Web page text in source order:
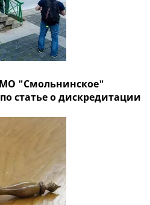
"Смольнинское"
статье о дискредитации